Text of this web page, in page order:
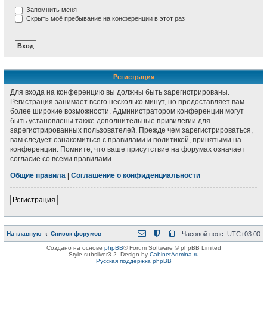
Запомнить меня
Скрыть моё пребывание на конференции в этот раз
Регистрация
Для входа на конференцию вы должны быть зарегистрированы.
Регистрация занимает всего несколько минут, но предоставляет вам
более широкие возможности. Администратором конференции могут
быть установлены также дополнительные привилегии для
зарегистрированных пользователей. Прежде чем зарегистрироваться,
вам следует ознакомиться с правилами и политикой, принятыми на
конференции. Помните, что ваше присутствие на форумах означает
согласие со всеми правилами.
Общие правила
Соглашение о конфиденциальности
Регистрация
На главную Список форумов Часовой пояс: UTC+03:00
Создано на основе phpBB® Forum Software © phpBB Limited
Style subsilver3.2. Design by CabinetAdmina.ru
Русская поддержка phpBB